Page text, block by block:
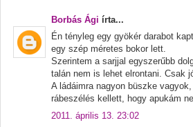
Borbás Ági írta...
Én tényleg egy gyökér darabot
egy szép méretes bokor lett.
Szerintem a sarjjal egyszerűbb
talán nem is lehet elrontani. Csak
A ládáimra nagyon büszke
rábeszélés kellett, hogy apukám
2011. április 13. 23:02